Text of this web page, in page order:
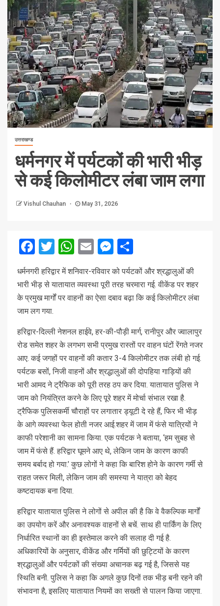
उत्तराखण्ड
धर्मनगर में पर्यटकों की भारी भीड़
से कई किलोमीटर लंबा जाम लगा
Vishul Chauhan May 31, 2026
Facebook
Twitter
WhatsApp
EmailMessenger
धर्मनगरी हरिद्वार में शनिवार-रविवार को पर्यटकों और श्रद्धालुओं की
भारी भीड़ से यातायात व्यवस्था पूरी तरह चरमारा गई. वीकेंड पर शहर
के प्रमुख मार्गों पर वाहनों का ऐसा दबाव बढ़ा कि कई किलोमीटर लंबा
जाम लग गया.
हरिद्वार-दिल्ली नेशनल हाईवे, हर-की-पौड़ी मार्ग, रानीपुर और ज्वालापुर
रोड समेत शहर के लगभग सभी प्रमुख रास्तों पर वाहन घंटों रेंगते नजर
आए. कई जगहों पर वाहनों की कतार 3-4 किलोमीटर तक लंबी हो गई.
पर्यटक बसों, निजी वाहनों और श्रद्धालुओं की दोपहिया गाड़ियों की
भारी आमद ने ट्रैफिक को पूरी तरह ठप कर दिया. यातायात पुलिस ने
जाम को नियंत्रित करने के लिए पूरे शहर में मोर्चा संभाल रखा है.
ट्रैफिक पुलिसकर्मी चौराहों पर लगातार ड्यूटी दे रहे हैं, फिर भी भीड़
के आगे व्यवस्था फेल होती नजर आई.शहर में जाम में फंसे यात्रियों ने
काफी परेशानी का सामना किया. एक पर्यटक ने बताया, ‘हम सुबह से
जाम में फंसे हैं. हरिद्वार घूमने आए थे, लेकिन जाम के कारण काफी
समय बर्बाद हो गया.’ कुछ लोगों ने कहा कि बारिश होने के कारण गर्मी से
राहत जरूर मिली, लेकिन जाम की समस्या ने यात्रा को बेहद
कष्टदायक बना दिया.
हरिद्वार यातायात पुलिस ने लोगों से अपील की है कि वे वैकल्पिक मार्गों
का उपयोग करें और अनावश्यक वाहनों से बचें. साथ ही पार्किंग के लिए
निर्धारित स्थानों का ही इस्तेमाल करने की सलाह दी गई है.
अधिकारियों के अनुसार, वीकेंड और गर्मियों की छुट्टियों के कारण
श्रद्धालुओं और पर्यटकों की संख्या अचानक बढ़ गई है, जिससे यह
स्थिति बनी. पुलिस ने कहा कि अगले कुछ दिनों तक भीड़ बनी रहने की
संभावना है, इसलिए यातायात नियमों का सख्ती से पालन किया जाएगा.